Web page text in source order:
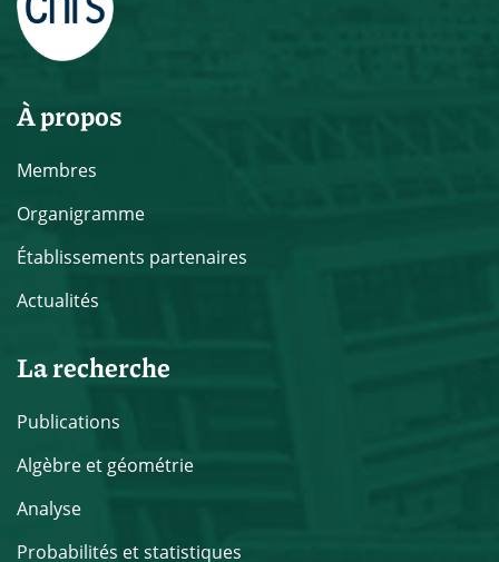
À propos
Membres
Organigramme
Établissements partenaires
Actualités
La recherche
Publications
Algèbre et géométrie
Analyse
Probabilités et statistiques